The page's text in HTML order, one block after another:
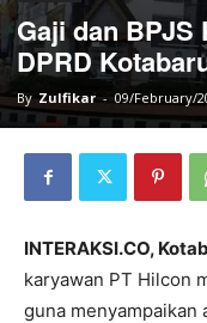
Gaji dan BPJS
DPRD
By Zulfikar - 09/February/
INTERAKSI.CO,
karyawan PT Hilcon
guna